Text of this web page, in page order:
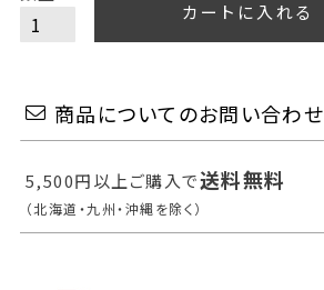
カートに入れる
商品についてのお問い合わせ
5,500円以上ご購入で送料無料
（北海道・九州・沖縄を除く）